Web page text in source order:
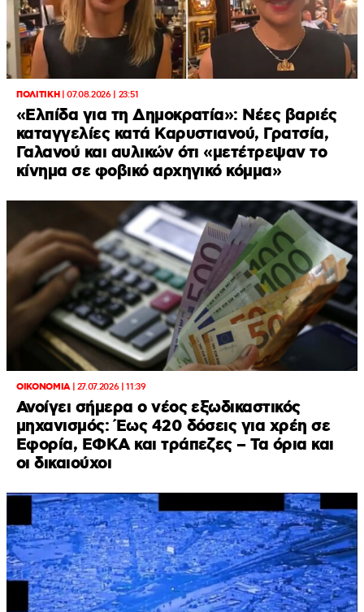
ΠΟΛΙΤΙΚΗ|07.08.2026 | 23:51
«Ελπίδα για τη Δημοκρατία»: Νέες βαριές
καταγγελίες κατά Καρυστιανού, Γρατσία,
Γαλανού και αυλικών ότι «μετέτρεψαν το
κίνημα σε φοβικό αρχηγικό κόμμα»
ΟΙΚΟΝΟΜΙΑ| 27.07.2026 | 11:39
Ανοίγει σήμερα ο νέος εξωδικαστικός
μηχανισμός: Έως 420 δόσεις για χρέη σε
Εφορία, ΕΦΚΑ και τράπεζες – Τα όρια και
οι δικαιούχοι